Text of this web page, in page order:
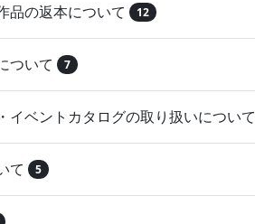
品の返本について 12
ついて 7
イベントカタログの取り扱いについて
て 5